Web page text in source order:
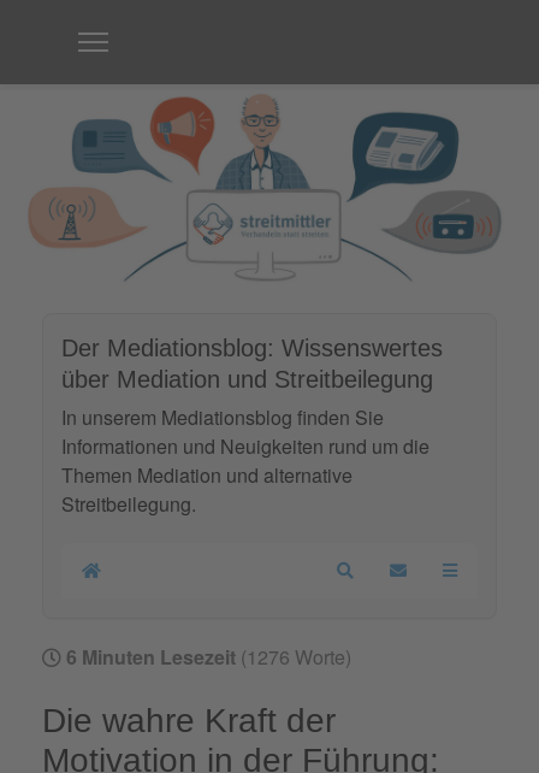
Der Mediationsblog: Wissenswertes
über Mediation und Streitbeilegung
In unserem Mediationsblog finden Sie
Informationen und Neuigkeiten rund um die
Themen Mediation und alternative
Streitbeilegung.
Home SearchUpdates
6 Minuten Lesezeit (1276 Worte)
Die wahre Kraft der
Motivation in der Führung: